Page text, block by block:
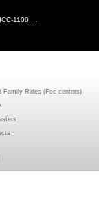
1100 ...
Family Rides (Fec centers)